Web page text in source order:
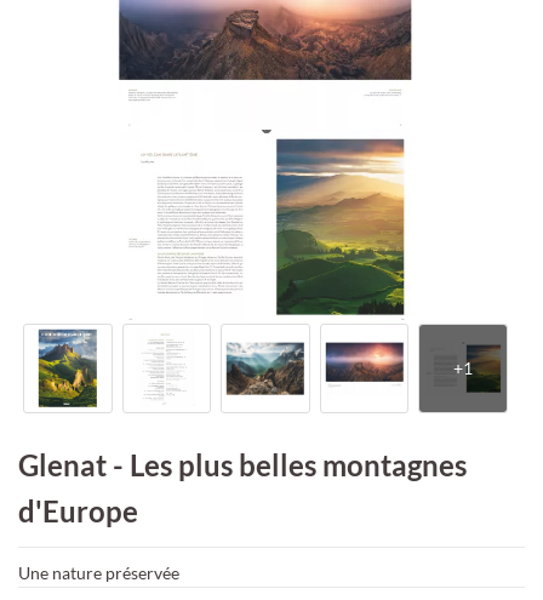
Glenat - Les plus belles montagnes
d'Europe
Une nature préservée